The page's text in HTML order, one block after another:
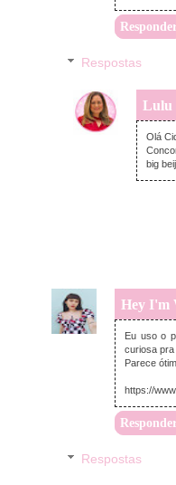
Respostas
Lulu
Olá
big
Hey I'm
Eu uso o
curiosa
Parece
https://
Respostas